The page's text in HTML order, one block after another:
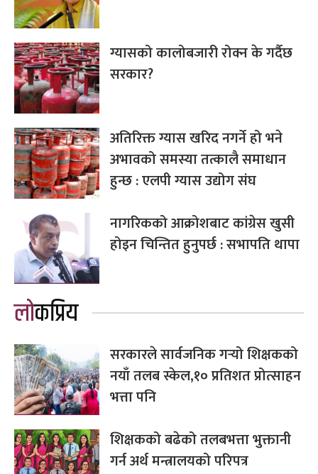
ग्यासको कालोबजारी रोक्न के गर्दैछ
सरकार?
अतिरिक्त ग्यास खरिद नगर्ने हो भने
अभावको समस्या तत्कालै समाधान
हुन्छ : एलपी ग्यास उद्योग संघ
नागरिकको आक्रोशबाट कांग्रेस खुसी
होइन चिन्तित हुनुपर्छ : सभापति थापा
लोकप्रिय
सरकारले सार्वजनिक गर्‍यो शिक्षकको
नयाँ तलब स्केल,१० प्रतिशत प्रोत्साहन
भत्ता पनि
शिक्षकको बढेको तलबभत्ता भुक्तानी
गर्न अर्थ मन्त्रालयको परिपत्र